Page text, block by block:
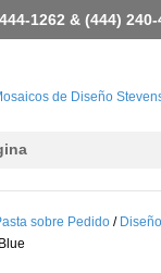
1262 & (444) 240-
sobre Pedido/